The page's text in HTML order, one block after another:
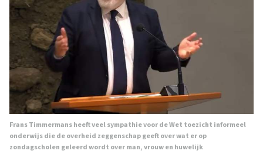
Frans Timmermans heeft veel sympathie voor de Wet toezicht informeel
onderwijs die de overheid zeggenschap geeft over wat er op
zondagscholen geleerd wordt over man, vrouw en huwelijk